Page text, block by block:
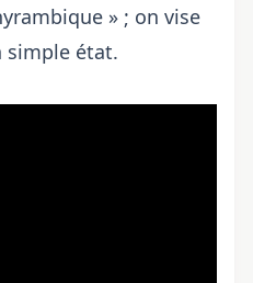
» ; on vise
simple état.